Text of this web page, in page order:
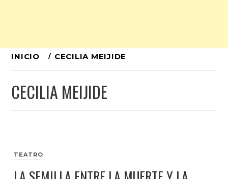
Ir
contenido
INICIO CECILIA MEIJIDE
CECILIA MEIJIDE
TEATRO